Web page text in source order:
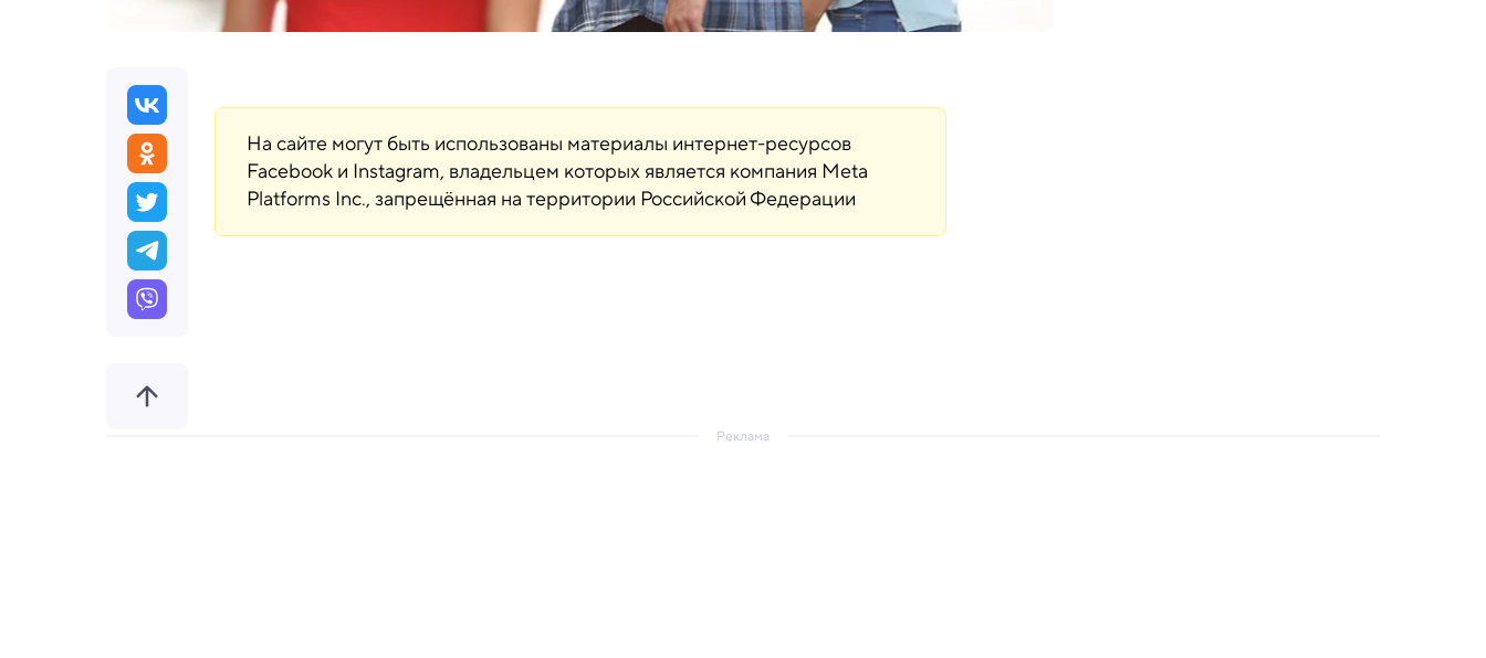
На сайте могут быть использованы материалы интернет-ресурсов
Facebook и Instagram, владельцем которых является компания Meta
Platforms Inc., запрещённая на территории Российской Федерации
Реклама